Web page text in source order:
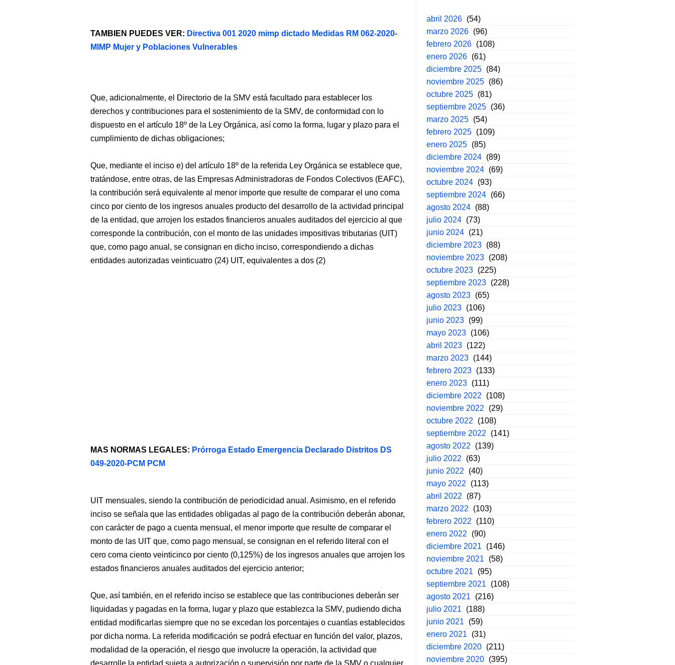
TAMBIEN PUEDES VER: Directiva 001 2020 mimp dictado Medidas RM 062-2020-
MIMP Mujer y Poblaciones Vulnerables
Que, adicionalmente, el Directorio de la SMV está facultado para establecer los
derechos y contribuciones para el sostenimiento de la SMV, de conformidad con lo
dispuesto en el artículo 18º de la Ley Orgánica, así como la forma, lugar y plazo para el
cumplimiento de dichas obligaciones;
Que, mediante el inciso e) del artículo 18º de la referida Ley Orgánica se establece que,
tratándose, entre otras, de las Empresas Administradoras de Fondos Colectivos (EAFC),
la contribución será equivalente al menor importe que resulte de comparar el uno coma
cinco por ciento de los ingresos anuales producto del desarrollo de la actividad principal
de la entidad, que arrojen los estados financieros anuales auditados del ejercicio al que
corresponde la contribución, con el monto de las unidades impositivas tributarias (UIT)
que, como pago anual, se consignan en dicho inciso, correspondiendo a dichas
entidades autorizadas veinticuatro (24) UIT, equivalentes a dos (2)
MAS NORMAS LEGALES: Prórroga Estado Emergencia Declarado Distritos DS
049-2020-PCM PCM
UIT mensuales, siendo la contribución de periodicidad anual. Asimismo, en el referido
inciso se señala que las entidades obligadas al pago de la contribución deberán abonar,
con carácter de pago a cuenta mensual, el menor importe que resulte de comparar el
monto de las UIT que, como pago mensual, se consignan en el referido literal con el
cero coma ciento veinticinco por ciento (0,125%) de los ingresos anuales que arrojen los
estados financieros anuales auditados del ejercicio anterior;
Que, así también, en el referido inciso se establece que las contribuciones deberán ser
liquidadas y pagadas en la forma, lugar y plazo que establezca la SMV, pudiendo dicha
entidad modificarlas siempre que no se excedan los porcentajes o cuantías establecidos
por dicha norma. La referida modificación se podrá efectuar en función del valor, plazos,
modalidad de la operación, el riesgo que involucre la operación, la actividad que
desarrolle la entidad sujeta a autorización o supervisión por parte de la SMV o cualquier
abril 2026 (54)
marzo 2026 (96)
febrero 2026 (108)
enero 2026 (61)
diciembre 2025 (84)
noviembre 2025 (86)
octubre 2025 (81)
septiembre 2025 (36)
marzo 2025 (54)
febrero 2025 (109)
enero 2025 (85)
diciembre 2024 (89)
noviembre 2024 (69)
octubre 2024 (93)
septiembre 2024 (66)
agosto 2024 (88)
julio 2024 (73)
junio 2024 (21)
diciembre 2023 (88)
noviembre 2023 (208)
octubre 2023 (225)
septiembre 2023 (228)
agosto 2023 (65)
julio 2023 (106)
junio 2023 (99)
mayo 2023 (106)
abril 2023 (122)
marzo 2023 (144)
febrero 2023 (133)
enero 2023 (111)
diciembre 2022
(108)
noviembre 2022
(29)
octubre 2022
(108)
septiembre 2022
(141)
agosto 2022
(139)
julio 2022
(63)
junio 2022
(40)
mayo 2022
(113)
abril 2022
(87)
marzo 2022
(103)
febrero 2022
(110)
enero 2022
(90)
diciembre 2021
(146)
noviembre 2021
(58)
octubre 2021
(95)
septiembre 2021
(108)
agosto 2021
(216)
julio 2021
(188)
junio 2021
(59)
enero 2021
(31)
diciembre 2020 (211)
noviembre 2020 (395)